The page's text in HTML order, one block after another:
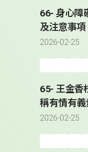
66- 身心障
及注意事項
2026-02-25
65- 王金香
稱有情有
2026-02-25